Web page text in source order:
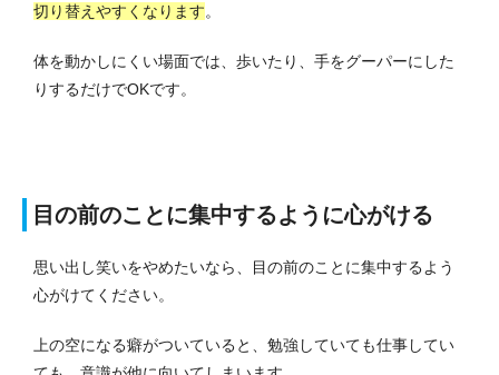
切り替えやすくなります。
体を動かしにくい場面では、歩いたり、手をグーパーにした
りするだけでOKです。
目の前のことに集中するように心がける
思い出し笑いをやめたいなら、目の前のことに集中するよう
心がけてください。
上の空になる癖がついていると、勉強していても仕事してい